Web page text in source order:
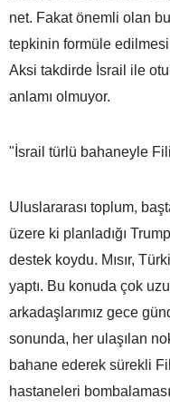
net. Fakat önemli olan
tepkinin formüle
Aksi takdirde İsrail ile
anlamı olmuyor.
"İsrail türlü bahaneyle
Uluslararası toplum,
üzere ki planladığı
destek koydu. Mısır,
yaptı. Bu konuda çok
arkadaşlarımız gece
sonunda, her ulaşılan
bahane ederek sürekli
hastaneleri